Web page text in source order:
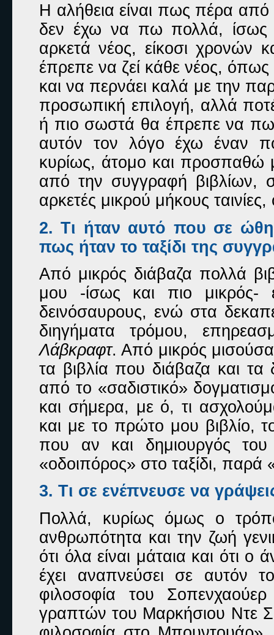
Η αλήθεια είναι πως πέρα από
δεν έχω να πω πολλά, ίσως
αρκετά νέος, είκοσι χρονών
έπρεπε να ζεί κάθε νέος, όπως
και να περνάει καλά με την
προσωπική επιλογή, αλλά
ή πιο σωστά θα έπρεπε να
αυτόν τον λόγο έχω έναν
κυρίως, άτομο και προσπαθώ
από την συγγραφή βιβλίων,
αρκετές μικρού μήκους
2. Τι ήταν αυτό που σε
πως ήταν το ταξίδι της
Από μικρός διάβαζα πολλά
μου -ίσως και πιο μικρός-
δεινόσαυρους, ενώ στα
διηγήματα τρόμου,
Λάβκραφτ. Από μικρός μισούσα
τα βιβλία που διάβαζα και
από το «σαδιστικό»
και σήμερα, με ό, τι
και με το πρώτο μου βιβλίο,
που αν και δημιουργός του
«οδοιπόρος» στο ταξίδι, παρά
3. Τι σε ενέπνευσε να
Πολλά, κυρίως όμως ο
ανθρωπότητα και την ζωή
ότι όλα είναι μάταια και ότι
έχει αναπνεύσει σε αυτόν
φιλοσοφία του
γραπτών του Μαρκήσιου Ντε